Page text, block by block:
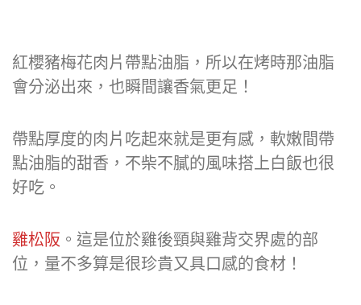
紅櫻豬梅花肉片帶點油脂，所以在烤時那油脂
帶點厚度的肉片吃起來就是更有感，軟嫩間帶
點油脂的甜香，不柴不膩的風味搭上白飯也很
雞松阪。這是位於雞後頸與雞背交界處的部